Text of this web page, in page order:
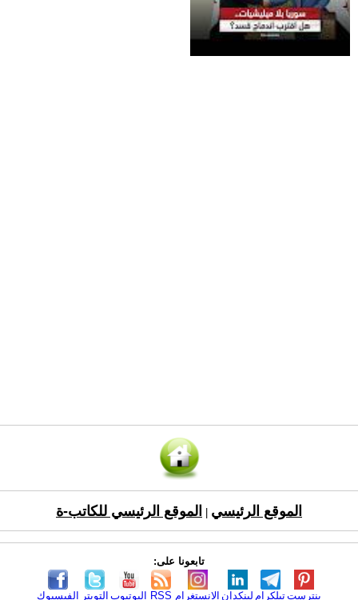
الموقع الرئيسي الموقع الرئيسي للكاتب-ة
تابعونا على:
الفيسبوك التويتر اليوتيوب RSS الانستغرام لينكدإن تيلكرامبنترست